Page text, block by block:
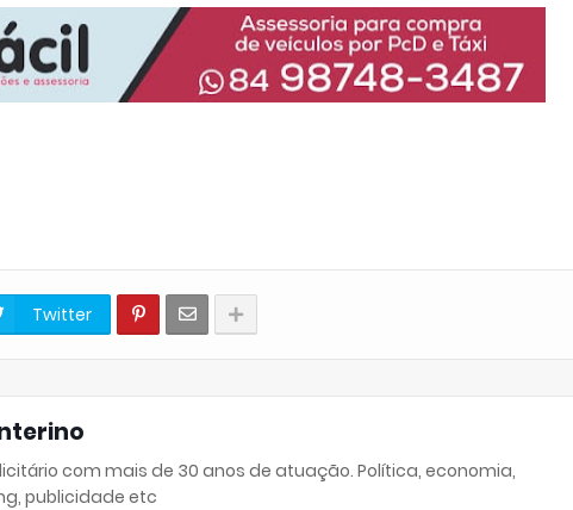
Twitter
com mais de 30 anos de atuação. Política, economia,
publicidade etc